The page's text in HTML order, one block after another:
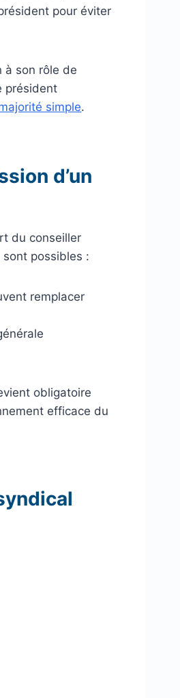
pour éviter
à son rôle de
président
simple.
d’un
du conseiller
possibles :
remplacer
obligatoire
efficace du